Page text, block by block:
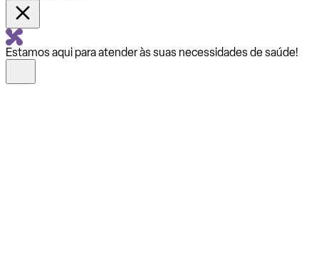
Estamos aqui para atender às suas necessidades de saúde!